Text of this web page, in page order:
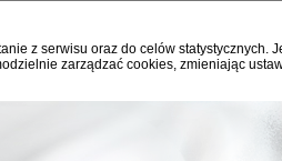
z serwisu oraz do celów statystycznych.
zarządzać cookies, zmieniając